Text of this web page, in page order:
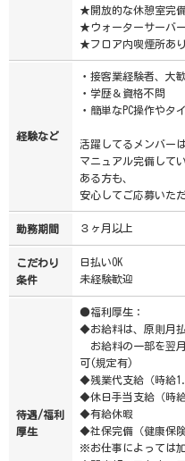
★開放的な休憩室完備
★ウォーターサーバー
★フロア内喫煙所あり
経験など
・接客業経験者、大
・学歴＆資格不問
・簡単なPC操作やタ
活躍してるメンバー
マニュアル完備して
ある方も、
安心してご応募いた
勤務期間 ３ヶ月以上
こだわり
条件
日払いOK
未経験歓迎
待遇/福利
厚生
●福利厚生：
◆お給料は、原則月
お給料の一部を翌
可(規定有)
◆残業代支給（時給
◆休日手当支給（時
◆有給休暇
◆社保完備（健康保
※お仕事によっては